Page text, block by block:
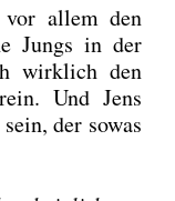
allem den
Jungs in der
wirk­lich den
Und Jens
der sowas